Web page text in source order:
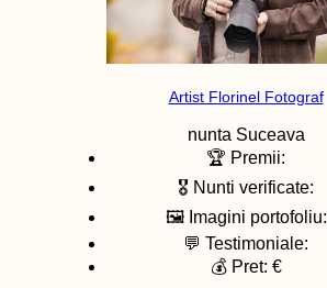
Artist Florinel Fotograf
nunta Suceava
🏆 Premii:
🎖️ Nunti verificate:
🖼️ Imagini portofoliu:
💬 Testimoniale:
💰 Pret: €